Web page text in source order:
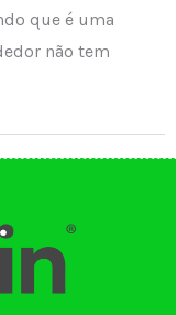
que é uma
não tem